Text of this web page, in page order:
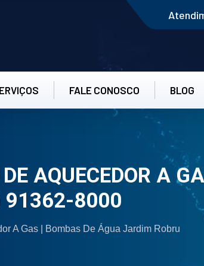
FALE CONOSCO BLOG
AQUECEDOR A
8000
A Gas | Bombas De Água Jardim Robru